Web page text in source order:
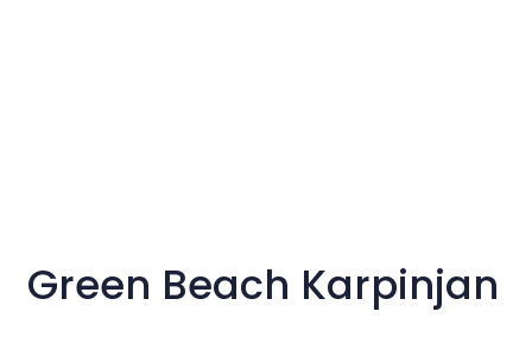
Green Beach Karpinjan